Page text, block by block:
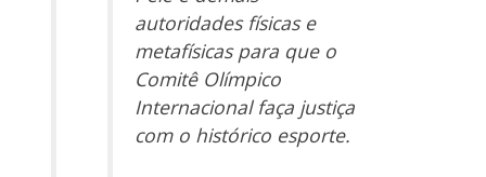
autoridades físicas e
metafísicas para que o
Comitê Olímpico
Internacional faça justiça
com o histórico esporte.